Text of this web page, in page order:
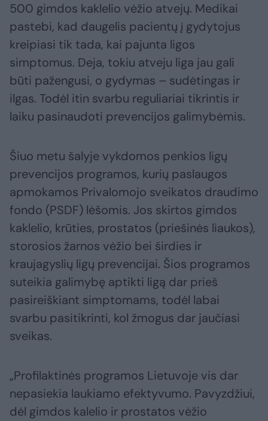
500 gimdos kaklelio vėžio atvejų. Medikai
pastebi, kad daugelis pacientų į gydytojus
kreipiasi tik tada, kai pajunta ligos
simptomus. Deja, tokiu atveju liga jau gali
būti pažengusi, o gydymas – sudėtingas ir
ilgas. Todėl itin svarbu reguliariai tikrintis ir
laiku pasinaudoti prevencijos galimybėmis.
Šiuo metu šalyje vykdomos penkios ligų
prevencijos programos, kurių paslaugos
apmokamos Privalomojo sveikatos draudimo
fondo (PSDF) lėšomis. Jos skirtos gimdos
kaklelio, krūties, prostatos (priešinės liaukos),
storosios žarnos vėžio bei širdies ir
kraujagyslių ligų prevencijai. Šios programos
suteikia galimybę aptikti ligą dar prieš
pasireiškiant simptomams, todėl labai
svarbu pasitikrinti, kol žmogus dar jaučiasi
sveikas.
„Profilaktinės programos Lietuvoje vis dar
nepasiekia laukiamo efektyvumo. Pavyzdžiui,
dėl gimdos kalelio ir prostatos vėžio